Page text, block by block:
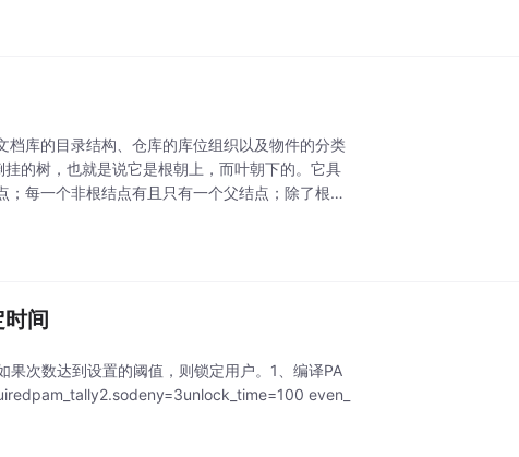
库的目录结构、仓库的库位组织以及物件的分类
的树，也就是说它是根朝上，而叶朝下的。它具
每一个非根结点有且只有一个父结点；除了根结
间
次数达到设置的阈值，则锁定用户。1、编译PA
even_